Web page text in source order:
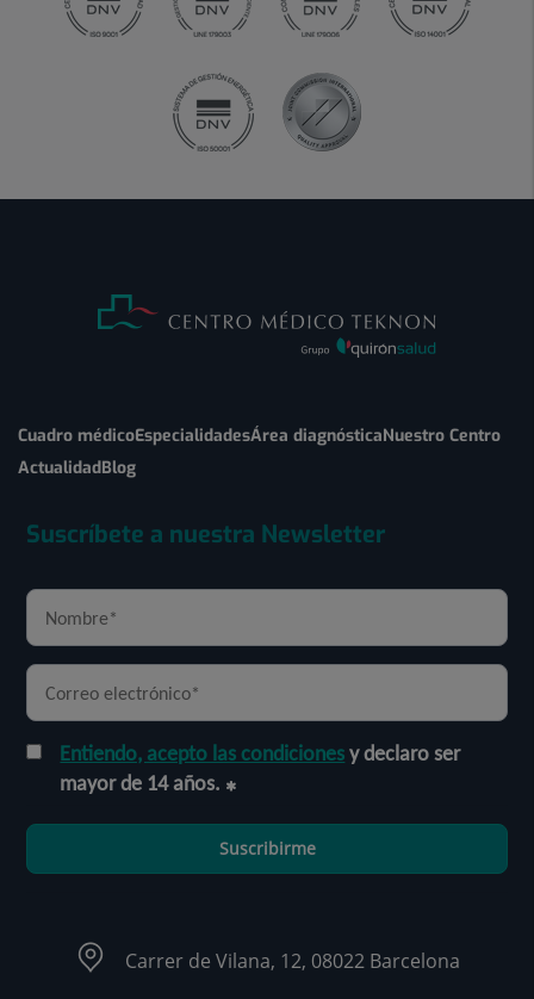
Cuadro médicoEspecialidadesÁrea diagnósticaNuestro Centro
ActualidadBlog
Suscríbete a nuestra Newsletter
Entiendo, acepto las condicionesy declaro ser
mayor de 14 años.
Suscribirme
Carrer de Vilana, 12, 08022 Barcelona